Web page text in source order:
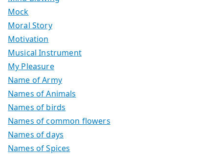
Mock
Moral Story
Motivation
Musical Instrument
My Pleasure
Name of Army
Names of Animals
Names of birds
Names of common flowers
Names of days
Names of Spices